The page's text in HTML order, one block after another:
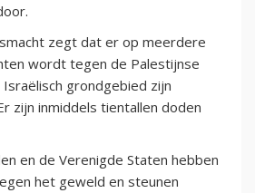
zegt dat er op meerdere
wordt tegen de Palestijnse
grondgebied zijn
zijn inmiddels tientallen doden
en de Verenigde Staten hebben
het geweld en steunen